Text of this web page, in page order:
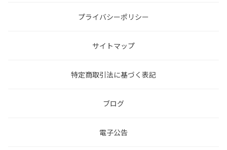
プライバシーポリシー
サイトマップ
特定商取引法に基づく表記
ブログ
電子公告